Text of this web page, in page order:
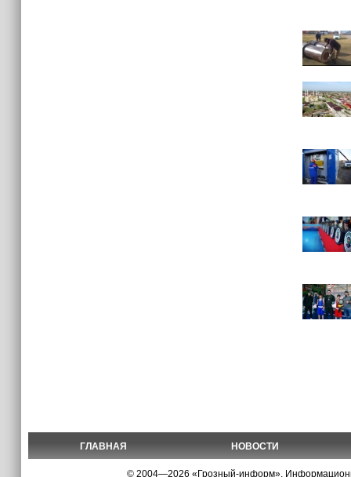
ГЛАВНАЯ НОВОСТИ
© 2004—2026 «Грозный-информ»,